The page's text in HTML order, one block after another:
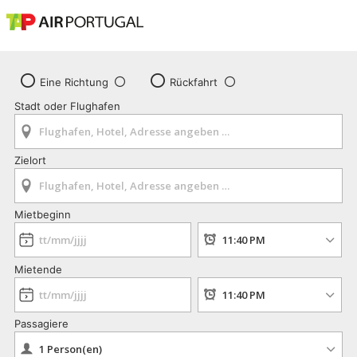
Eine Richtung
Rückfahrt
Stadt oder Flughafen
Zielort
Mietbeginn
Mietende
Passagiere